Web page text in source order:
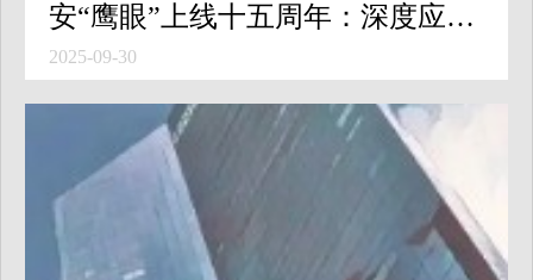
安“鹰眼”上线十五周年：深度应用AI技术，发布“EagleX”全球风险管理平台
2025-09-30